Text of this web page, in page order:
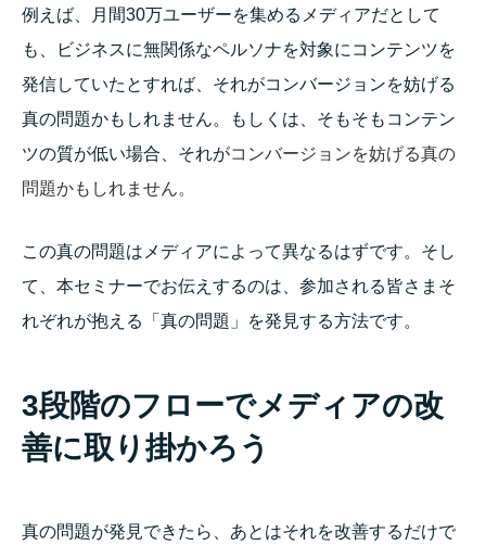
例えば、月間30万ユーザーを集めるメディアだとして
も、ビジネスに無関係なペルソナを対象にコンテンツを
発信していたとすれば、それがコンバージョンを妨げる
真の問題かもしれません。もしくは、そもそもコンテン
ツの質が低い場合、それがコンバージョンを妨げる真の
問題かもしれません。
この真の問題はメディアによって異なるはずです。そし
て、本セミナーでお伝えするのは、参加される皆さまそ
れぞれが抱える「真の問題」を発見する方法です。
3段階のフローでメディアの改
善に取り掛かろう
真の問題が発見できたら、あとはそれを改善するだけで